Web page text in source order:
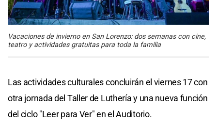
Vacaciones de invierno en San Lorenzo: dos semanas con cine,
teatro y actividades gratuitas para toda la familia
Las actividades culturales concluirán el viernes 17 con
otra jornada del Taller de Luthería y una nueva función
del ciclo "Leer para Ver" en el Auditorio.